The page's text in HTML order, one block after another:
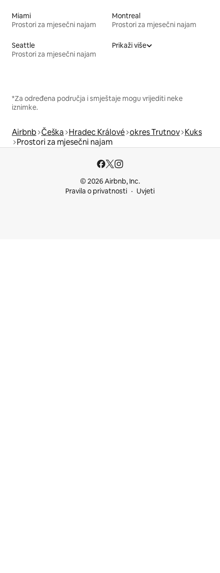
Miami
Prostori za mjesečni najam
Montreal
Prostori za mjesečni najam
Seattle
Prostori za mjesečni najam
Prikaži više
*Za određena područja i smještaje mogu vrijediti neke
iznimke.
Airbnb Češka Hradec Králové okres Trutnov Kuks
Prostori za mjesečni najam
© 2026 Airbnb, Inc.
Pravila o privatnosti
Uvjeti